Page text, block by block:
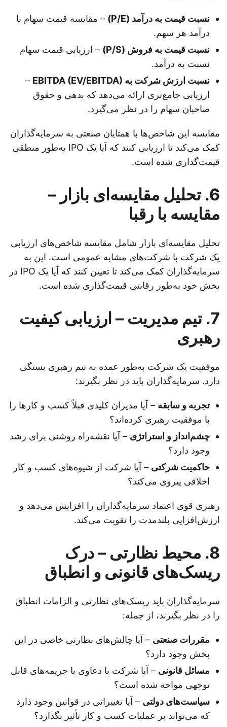
نسبت قیمت به درآمد (P/E)
– مقایسه قیمت سهام با
درآمد هر سهم.
نسبت قیمت به فروش (P/S)
– ارزیابی قیمت سهام
نسبت به درآمد.
نسبت ارزش شرکت به EBITDA (EV/EBITDA)
–
ارزیابی جامع‌تری ارائه می‌دهد که بدهی و حقوق
صاحبان سهام را در نظر می‌گیرد.
مقایسه این شاخص‌ها با همتایان صنعتی به سرمایه‌گذاران
کمک می‌کند تا ارزیابی کنند که آیا یک IPO به‌طور منطقی
قیمت‌گذاری شده است.
6. تحلیل مقایسه‌ای بازار –
مقایسه با رقبا
تحلیل مقایسه‌ای بازار شامل مقایسه شاخص‌های ارزیابی
یک شرکت با شرکت‌های مشابه عمومی است. این به
سرمایه‌گذاران کمک می‌کند تا تعیین کنند که آیا یک IPO در
بخش خود به‌طور رقابتی قیمت‌گذاری شده است.
7. تیم مدیریت – ارزیابی کیفیت
رهبری
موفقیت یک شرکت به‌طور عمده به تیم رهبری بستگی
دارد. سرمایه‌گذاران باید در نظر بگیرند:
تجربه و سابقه – آیا مدیران کلیدی قبلاً کسب و کارها را
با موفقیت رهبری کرده‌اند؟
چشم‌انداز و استراتژی – آیا نقشه‌راه روشنی برای رشد
وجود دارد؟
حاکمیت شرکتی – آیا شرکت از شیوه‌های کسب و کار
اخلاقی پیروی می‌کند؟
رهبری قوی اعتماد سرمایه‌گذاران را افزایش می‌دهد و
ارزش‌افزایی بلندمدت را تقویت می‌کند.
8. محیط نظارتی – درک
ریسک‌های قانونی و انطباق
سرمایه‌گذاران باید ریسک‌های نظارتی و الزامات انطباق
را در نظر بگیرند، از جمله:
مقررات صنعتی – آیا چالش‌های نظارتی خاصی در این
بخش وجود دارد؟
مسائل قانونی – آیا شرکت با دعاوی یا جریمه‌های قابل
توجهی مواجه شده است؟
سیاست‌های دولتی – آیا تغییراتی در قوانین وجود دارد
که می‌تواند بر عملیات کسب و کار تأثیر بگذارد؟